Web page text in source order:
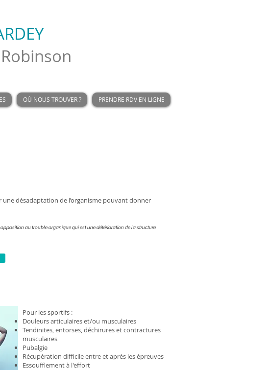
OÙ NOUS TROUVER ? PRENDRE RDV EN LIGNE
désadaptation de l’organisme pouvant donner
au trouble organique qui est une détérioration de la structure
Pour les sportifs :
Douleurs articulaires et/ou musculaires
Tendinites, entorses, déchirures et contractures
musculaires
Pubalgie
Récupération difficile entre et après les épreuves
Essoufflement à l'effort